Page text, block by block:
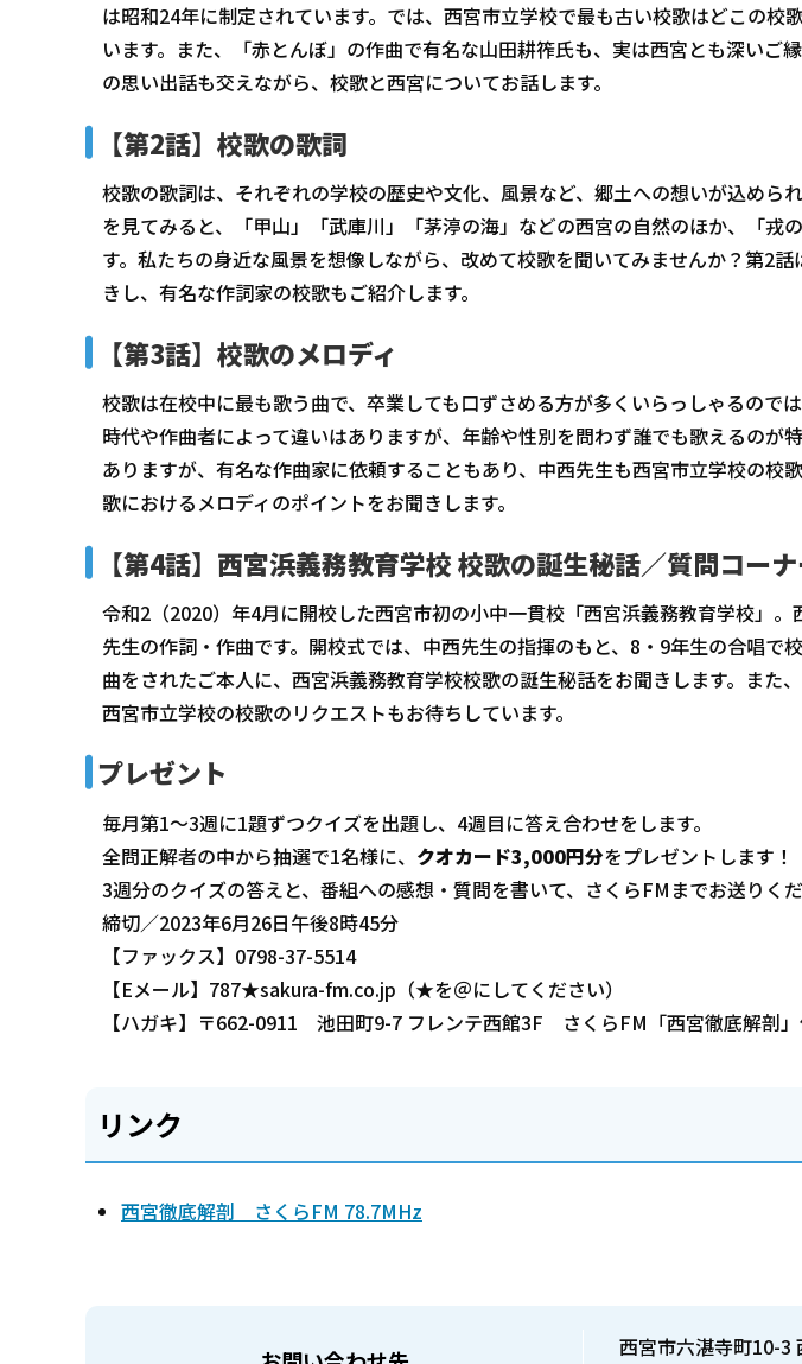
は昭和24年に制定されています。では、西宮市立学校で最も古い校歌はどこの校
います。また、「赤とんぼ」の作曲で有名な山田耕筰氏も、実は西宮とも深いご
の思い出話も交えながら、校歌と西宮についてお話します。
【第2話】校歌の歌詞
校歌の歌詞は、それぞれの学校の歴史や文化、風景など、郷土への想いが込めら
を見てみると、「甲山」「武庫川」「茅渟の海」などの西宮の自然のほか、「戎
す。私たちの身近な風景を想像しながら、改めて校歌を聞いてみませんか？第2
きし、有名な作詞家の校歌もご紹介します。
【第3話】校歌のメロディ
校歌は在校中に最も歌う曲で、卒業しても口ずさめる方が多くいらっしゃるので
時代や作曲者によって違いはありますが、年齢や性別を問わず誰でも歌えるのが
ありますが、有名な作曲家に依頼することもあり、中西先生も西宮市立学校の校
歌におけるメロディのポイントをお聞きします。
【第4話】西宮浜義務教育学校 校歌の誕生秘話／質問コー
令和2（2020）年4月に開校した西宮市初の小中一貫校「西宮浜義務教育学校」
先生の作詞・作曲です。開校式では、中西先生の指揮のもと、8・9年生の合唱で
曲をされたご本人に、西宮浜義務教育学校校歌の誕生秘話をお聞きします。また
西宮市立学校の校歌のリクエストもお待ちしています。
プレゼント
毎月第1～3週に1題ずつクイズを出題し、4週目に答え合わせをします。
全問正解者の中から抽選で1名様に、 クオカード3,000円分をプレゼントします！
3週分のクイズの答えと、番組への感想・質問を書いて、さくらFMまでお送りくだ
締切／2023年6月26日午後8時45分
【ファックス】0798-37-5514
【Eメール】787★sakura-fm.co.jp（★を＠にしてください）
【ハガキ】〒662-0911 池田町9-7 フレンテ西館3F さくらFM「西宮徹底解剖
リンク
西宮徹底解剖 さくらFM 78.7MHz
西宮市六湛寺町10-3